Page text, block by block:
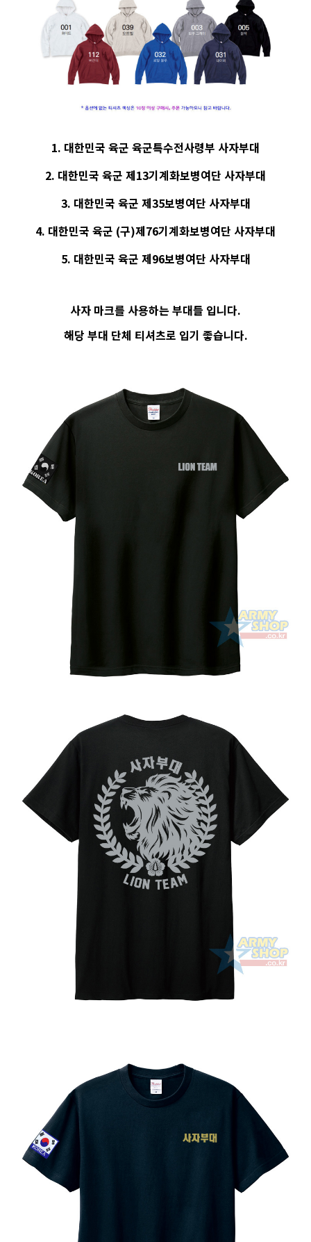
1. 대한민국 육군 육군특수전사령부 사자부대
2. 대한민국 육군 제13기계화보병여단 사자부대
3. 대한민국 육군 제35보병여단 사자부대
4. 대한민국 육군 (구)제76기계화보병여단 사자부대
5. 대한민국 육군 제96보병여단 사자부대
사자 마크를 사용하는 부대들 입니다.
해당 부대 단체 티셔츠로 입기 좋습니다.